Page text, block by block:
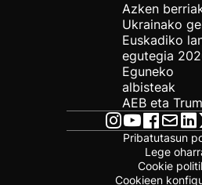
Azken
Ukrainako
Euskadiko
egutegia
Eguneko
albisteak
AEB eta
Pribatutasun
Lege
Cookie
Cookieen